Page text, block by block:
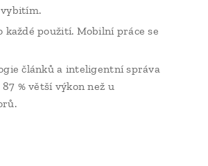
použití. Mobilní práce se
článků a inteligentní správa
% větší výkon než u